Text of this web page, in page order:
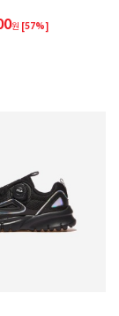
원 [57%]